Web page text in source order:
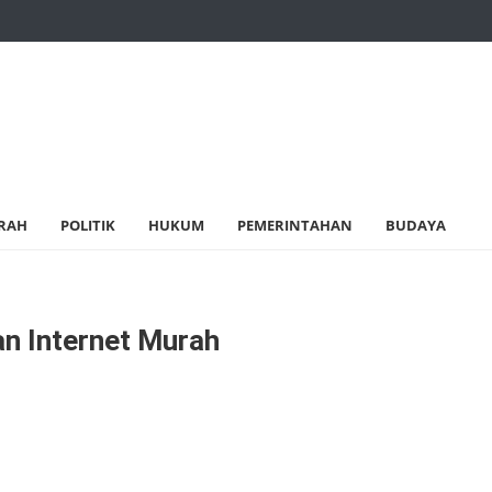
POLITIK HUKUM PEMERINTAHAN BUDAYA
Internet Murah